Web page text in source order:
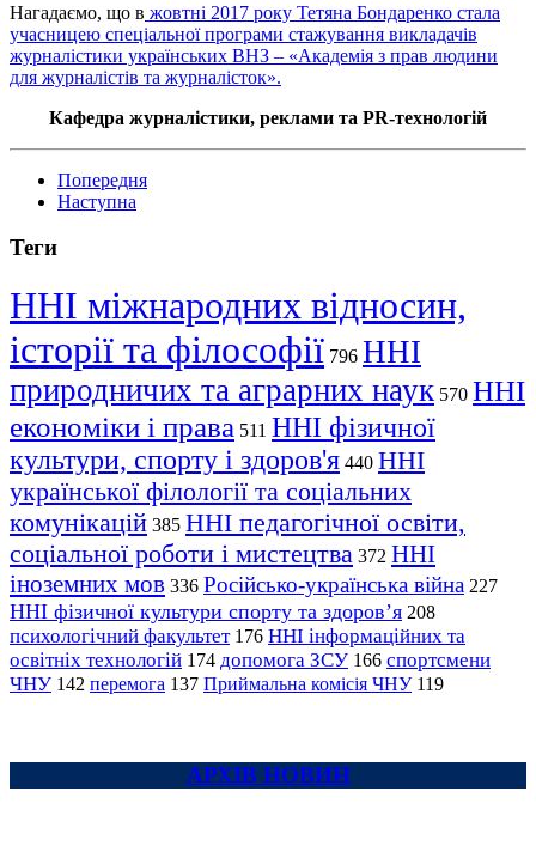
Нагадаємо, що в жовтні 2017 року Тетяна Бондаренко стала
учасницею спеціальної програми стажування викладачів
журналістики українських ВНЗ – «Академія з прав людини
для журналістів та журналісток».
Кафедра журналістики, реклами та PR-технологій
Попередня
Наступна
Теги
ННІ міжнародних відносин,
історії та філософії 796 ННІ
природничих та аграрних наук 570 ННІ
економіки і права 511 ННІ фізичної
культури, спорту і здоров'я 440 ННІ
української філології та соціальних
комунікацій 385 ННІ педагогічної освіти,
соціальної роботи і мистецтва 372 ННІ
іноземних мов 336 Російсько-українська війна 227
ННІ фізичної культури спорту та здоров’я 208
психологічний факультет 176 ННІ інформаційних та
освітніх технологій 174 допомога ЗСУ 166 спортсмени
ЧНУ 142 перемога 137 Приймальна комісія ЧНУ 119
АРХІВ НОВИН